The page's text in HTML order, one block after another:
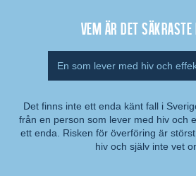
Vem är det
En som lever med hiv och
Kommentar:
Det finns inte ett enda känt fall i
från en person som lever med hiv och
ett enda. Risken för överföring är
hiv och själv inte vet